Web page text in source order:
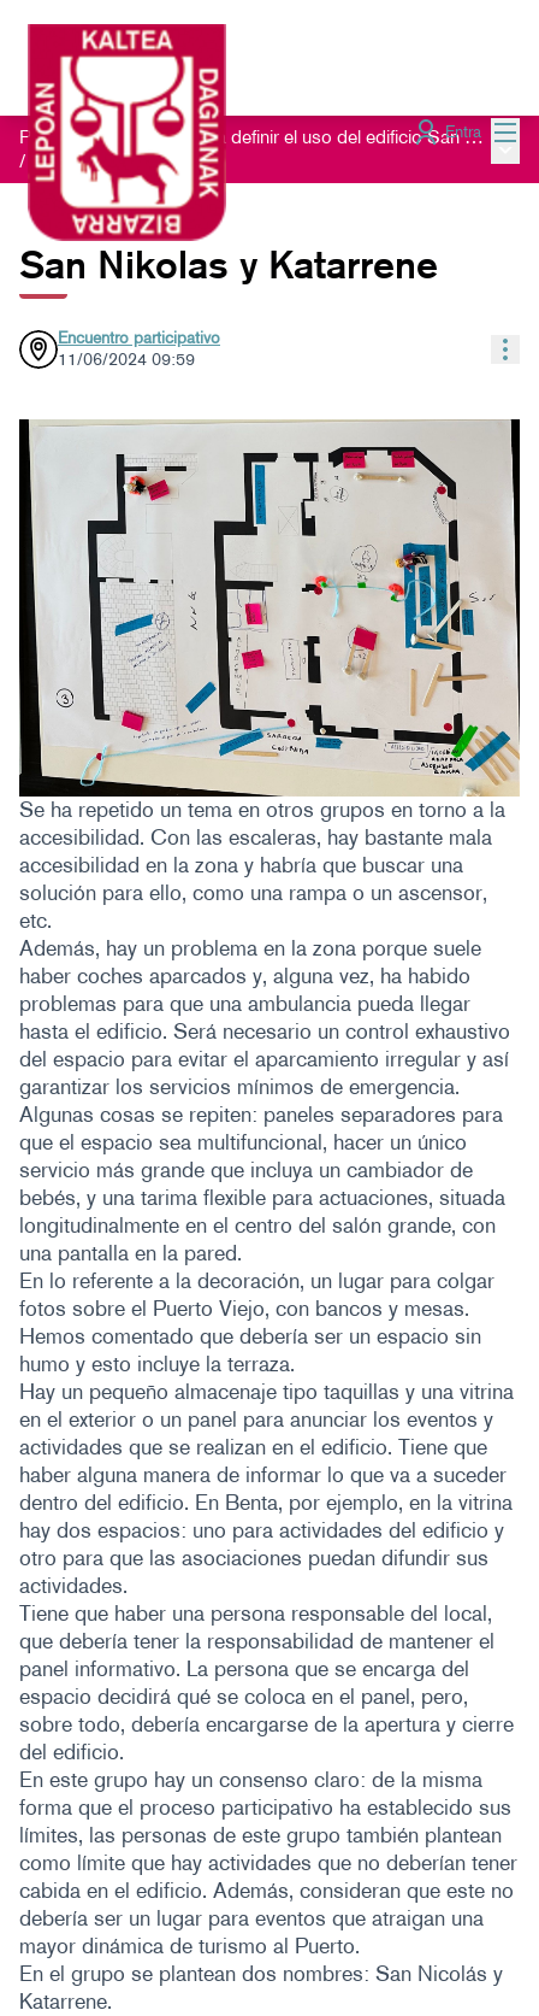
Entra
Proceso de escucha para definir el uso del edificio San Nikolas 23
/ Propuestas colectivas
San Nikolas y Katarrene
Encuentro participativo
11/06/2024 09:59
Se ha repetido un tema en otros grupos en torno a la
accesibilidad. Con las escaleras, hay bastante mala
accesibilidad en la zona y habría que buscar una
solución para ello, como una rampa o un ascensor,
etc.
Además, hay un problema en la zona porque suele
haber coches aparcados y, alguna vez, ha habido
problemas para que una ambulancia pueda llegar
hasta el edificio. Será necesario un control exhaustivo
del espacio para evitar el aparcamiento irregular y así
garantizar los servicios mínimos de emergencia.
Algunas cosas se repiten: paneles separadores para
que el espacio sea multifuncional, hacer un único
servicio más grande que incluya un cambiador de
bebés, y una tarima flexible para actuaciones, situada
longitudinalmente en el centro del salón grande, con
una pantalla en la pared.
En lo referente a la decoración, un lugar para colgar
fotos sobre el Puerto Viejo, con bancos y mesas.
Hemos comentado que debería ser un espacio sin
humo y esto incluye la terraza.
Hay un pequeño almacenaje tipo taquillas y una vitrina
en el exterior o un panel para anunciar los eventos y
actividades que se realizan en el edificio. Tiene que
haber alguna manera de informar lo que va a suceder
dentro del edificio. En Benta, por ejemplo, en la vitrina
hay dos espacios: uno para actividades del edificio y
otro para que las asociaciones puedan difundir sus
actividades.
Tiene que haber una persona responsable del local,
que debería tener la responsabilidad de mantener el
panel informativo. La persona que se encarga del
espacio decidirá qué se coloca en el panel, pero,
sobre todo, debería encargarse de la apertura y cierre
del edificio.
En este grupo hay un consenso claro: de la misma
forma que el proceso participativo ha establecido sus
límites, las personas de este grupo también plantean
como límite que hay actividades que no deberían tener
cabida en el edificio. Además, consideran que este no
debería ser un lugar para eventos que atraigan una
mayor dinámica de turismo al Puerto.
En el grupo se plantean dos nombres: San Nicolás y
Katarrene.